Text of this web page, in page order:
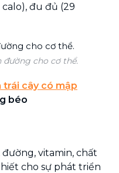
đu đủ (29
đường cho cơ thể.
trái cây có mập
béo
vitamin, chất
cho sự phát triển